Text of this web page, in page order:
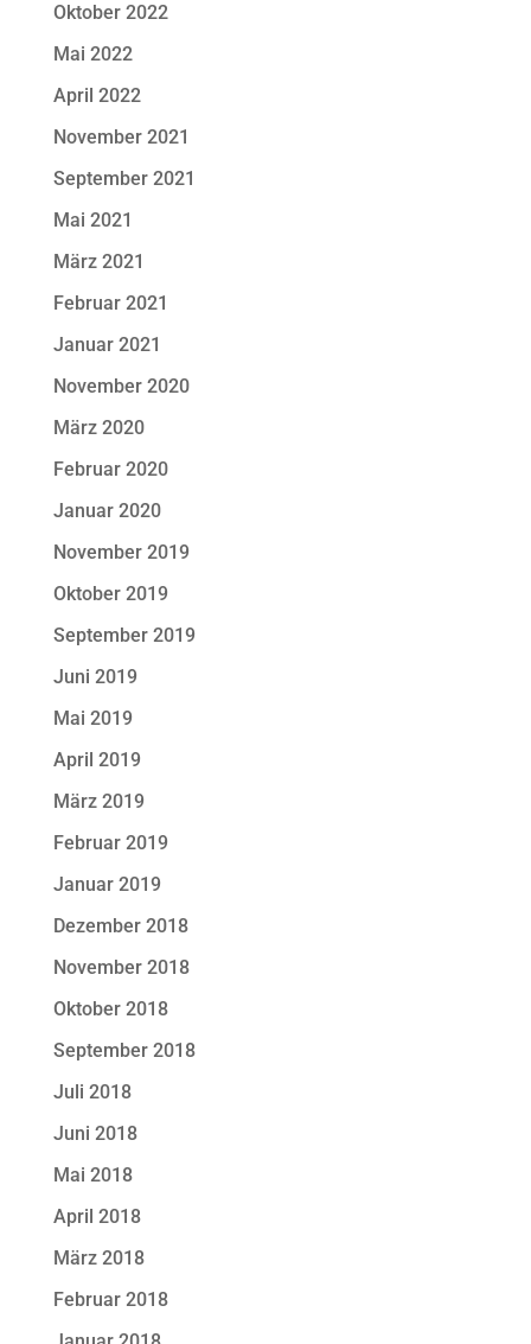
Oktober 2022
Mai 2022
April 2022
November 2021
September 2021
Mai 2021
März 2021
Februar 2021
Januar 2021
November 2020
März 2020
Februar 2020
Januar 2020
November 2019
Oktober 2019
September 2019
Juni 2019
Mai 2019
April 2019
März 2019
Februar 2019
Januar 2019
Dezember 2018
November 2018
Oktober 2018
September 2018
Juli 2018
Juni 2018
Mai 2018
April 2018
März 2018
Februar 2018